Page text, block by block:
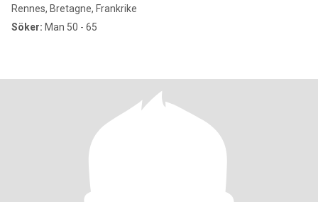
Rennes, Bretagne, Frankrike
Söker: Man 50 - 65